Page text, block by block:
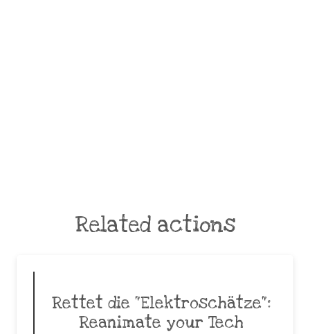
Related actions
Rettet die “Elektroschätze“:
Reanimate your Tech